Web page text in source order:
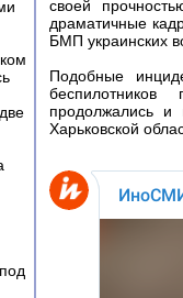
своей
драматичные
БМП украинских
Подобные
продолжались и
Харьковской